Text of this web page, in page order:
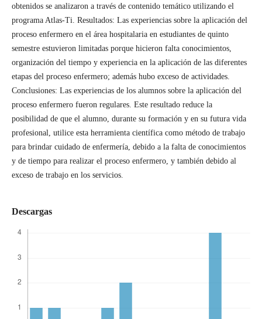
obtenidos se analizaron a través de contenido temático utilizando el
programa Atlas-Ti. Resultados: Las experiencias sobre la aplicación del
proceso enfermero en el área hospitalaria en estudiantes de quinto
semestre estuvieron limitadas porque hicieron falta conocimientos,
organización del tiempo y experiencia en la aplicación de las diferentes
etapas del proceso enfermero; además hubo exceso de actividades.
Conclusiones: Las experiencias de los alumnos sobre la aplicación del
proceso enfermero fueron regulares. Este resultado reduce la
posibilidad de que el alumno, durante su formación y en su futura vida
profesional, utilice esta herramienta científica como método de trabajo
para brindar cuidado de enfermería, debido a la falta de conocimientos
y de tiempo para realizar el proceso enfermero, y también debido al
exceso de trabajo en los servicios.
Descargas